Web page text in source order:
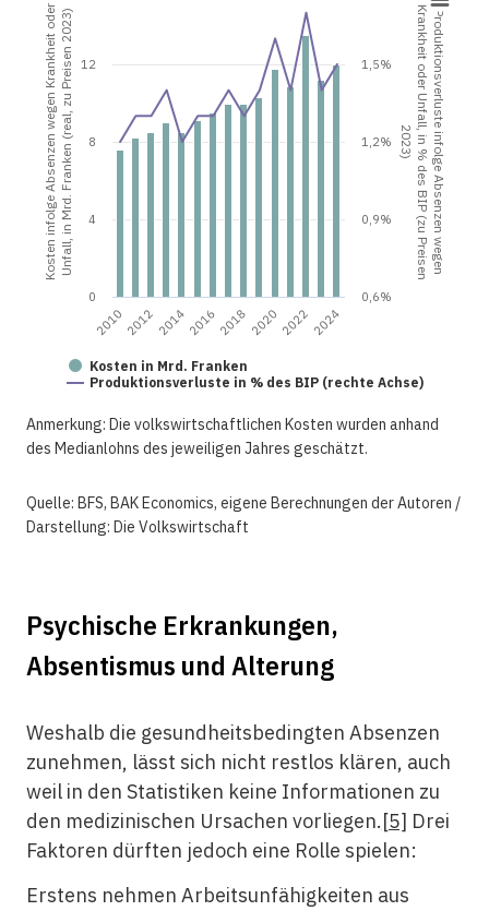
Produktionsverluste infolge Absenzen wegen
Krankheit oder Unfall, in % des BIP (zu Preisen
2023)
Kosten infolge Absenzen wegen Krankheit oderUnfall, in Mrd. Franken (real, zu Preisen 2023)
Kosten in Mrd. Franken
Produktionsverluste in % des BIP (rechte Achse)
2010 2012 201420162018 2020 2022 2024
1,2%
0,6%
0,9%
1,5%
0
12
4
8
Anmerkung: Die volkswirtschaftlichen Kosten wurden anhand
des Medianlohns des jeweiligen Jahres geschätzt.
Quelle: BFS, BAK Economics, eigene Berechnungen der Autoren /
Darstellung: Die Volkswirtschaft
Psychische Erkrankungen,
Absentismus und Alterung
Weshalb die gesundheitsbedingten Absenzen
zunehmen, lässt sich nicht restlos klären, auch
weil in den Statistiken keine Informationen zu
den medizinischen Ursachen vorliegen.[5] Drei
Faktoren dürften jedoch eine Rolle spielen:
Erstens nehmen Arbeitsunfähigkeiten aus